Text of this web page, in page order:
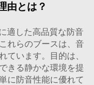
由とは？
適した高品質な防音
れらのブースは、音
ています。目的は、
きる静かな環境を提
に防音性能に優れて